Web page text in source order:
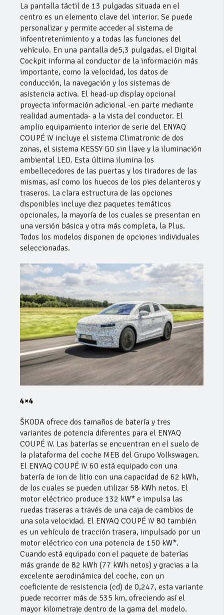
La pantalla táctil de 13 pulgadas situada en el
centro es un elemento clave del interior. Se puede
personalizar y permite acceder al sistema de
infoentretenimiento y a todas las funciones del
vehículo. En una pantalla de5,3 pulgadas, el Digital
Cockpit informa al conductor de la información más
importante, como la velocidad, los datos de
conducción, la navegación y los sistemas de
asistencia activa. El head-up display opcional
proyecta información adicional -en parte mediante
realidad aumentada- a la vista del conductor. El
amplio equipamiento interior de serie del ENYAQ
COUPÉ iV incluye el sistema Climatronic de dos
zonas, el sistema KESSY GO sin llave y la iluminación
ambiental LED. Esta última ilumina los
embellecedores de las puertas y los tiradores de las
mismas, así como los huecos de los pies delanteros y
traseros. La clara estructura de las opciones
disponibles incluye diez paquetes temáticos
opcionales, la mayoría de los cuales se presentan en
una versión básica y otra más completa, la Plus.
Todos los modelos disponen de opciones individuales
seleccionadas.
4×4
ŠKODA ofrece dos tamaños de batería y tres
variantes de potencia diferentes para el ENYAQ
COUPÉ iV. Las baterías se encuentran en el suelo de
la plataforma del coche MEB del Grupo Volkswagen.
El ENYAQ COUPÉ iV 60 está equipado con una
batería de ion de litio con una capacidad de 62 kWh,
de los cuales se pueden utilizar 58 kWh netos. El
motor eléctrico produce 132 kW* e impulsa las
ruedas traseras a través de una caja de cambios de
una sola velocidad. El ENYAQ COUPÉ iV 80 también
es un vehículo de tracción trasera, impulsado por un
motor eléctrico con una potencia de 150 kW*.
Cuando está equipado con el paquete de baterías
más grande de 82 kWh (77 kWh netos) y gracias a la
excelente aerodinámica del coche, con un
coeficiente de resistencia (cd) de 0,247, esta variante
puede recorrer más de 535 km, ofreciendo así el
mayor kilometraje dentro de la gama del modelo.